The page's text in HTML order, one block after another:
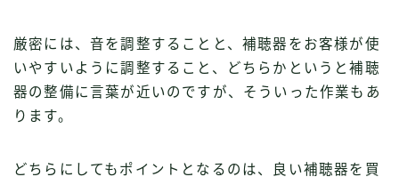
厳密には、音を調整することと、補聴器をお客様が使
いやすいように調整すること、どちらかというと補聴
器の整備に言葉が近いのですが、そういった作業もあ
ります。
どちらにしてもポイントとなるのは、良い補聴器を買